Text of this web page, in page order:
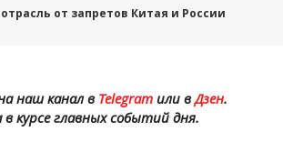
от запретов Китая и России
наш канал вTelegramили вДзен.
в курсе главных событий дня.